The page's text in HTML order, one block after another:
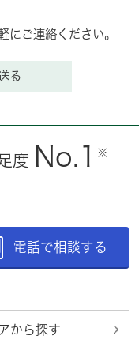
にご連絡ください。
る
度 No.1 ※
電話で相談する
から探す